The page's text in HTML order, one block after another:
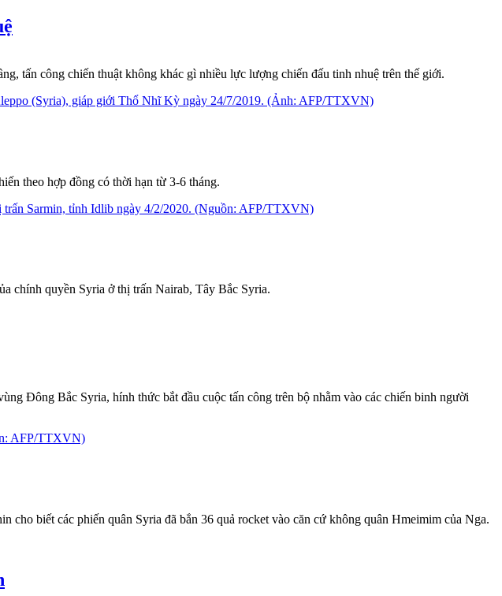
tấn công chiến thuật không khác gì nhiều lực lượng chiến đấu tinh nhuệ trên thế giới.
theo hợp đồng có thời hạn từ 3-6 tháng.
chính quyền Syria ở thị trấn Nairab, Tây Bắc Syria.
Đông Bắc Syria, hính thức bắt đầu cuộc tấn công trên bộ nhằm vào các chiến binh người
biết các phiến quân Syria đã bắn 36 quả rocket vào căn cứ không quân Hmeimim của Nga.